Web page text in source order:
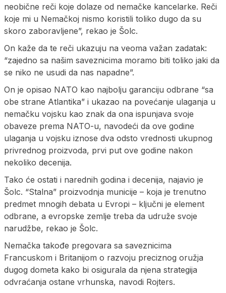
neobične reči koje dolaze od nemačke kancelarke. Reči
koje mi u Nemačkoj nismo koristili toliko dugo da su
skoro zaboravljene”, rekao je Šolc.
On kaže da te reči ukazuju na veoma važan zadatak:
“zajedno sa našim saveznicima moramo biti toliko jaki da
se niko ne usudi da nas napadne”.
On je opisao NATO kao najbolju garanciju odbrane “sa
obe strane Atlantika” i ukazao na povećanje ulaganja u
nemačku vojsku kao znak da ona ispunjava svoje
obaveze prema NATO-u, navodeći da ove godine
ulaganja u vojsku iznose dva odsto vrednosti ukupnog
privrednog proizvoda, prvi put ove godine nakon
nekoliko decenija.
Tako će ostati i narednih godina i decenija, najavio je
Šolc. “Stalna” proizvodnja municije – koja je trenutno
predmet mnogih debata u Evropi – ključni je element
odbrane, a evropske zemlje treba da udruže svoje
narudžbe, rekao je Šolc.
Nemačka takođe pregovara sa saveznicima
Francuskom i Britanijom o razvoju preciznog oružja
dugog dometa kako bi osigurala da njena strategija
odvraćanja ostane vrhunska, navodi Rojters.